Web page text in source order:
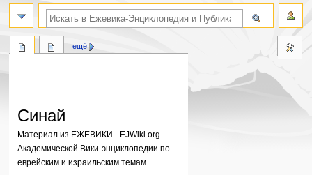
Синай
Материал из ЕЖЕВИКИ - EJWiki.org -
Академической Вики-энциклопедии по
еврейским и израильским темам
ещё
поиск по словам